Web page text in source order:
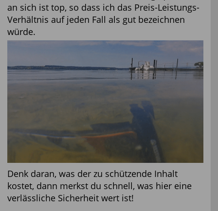
an sich ist top, so dass ich das Preis-Leistungs-
Verhältnis auf jeden Fall als gut bezeichnen
würde.
Denk daran, was der zu schützende Inhalt
kostet, dann merkst du schnell, was hier eine
verlässliche Sicherheit wert ist!